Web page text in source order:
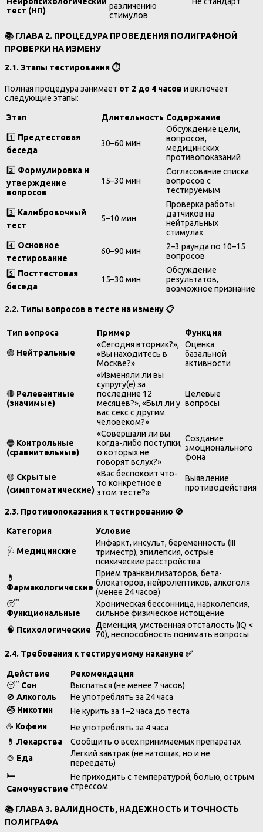
тест (НП)
различению
стимулов
📚 ГЛАВА 2. ПРОЦЕДУРА ПРОВЕДЕНИЯ ПОЛИГРАФНОЙ
ПРОВЕРКИ НА ИЗМЕНУ
2.1. Этапы тестирования ⏱️
Полная процедура занимает от 2 до 4 часов и включает
следующие этапы:
Этап Длительность Содержание
1️⃣ Предтестовая
беседа
30–60 мин
Обсуждение цели,
вопросов,
медицинских
противопоказаний
2️⃣ Формулировка и
утверждение
вопросов
15–30 мин
Согласование списка
вопросов с
тестируемым
3️⃣ Калибровочный
тест
5–10 мин
Проверка работы
датчиков на
нейтральных
стимулах
4️⃣ Основное
тестирование
60–90 мин
2–3 раунда по 10–15
вопросов
5️⃣ Посттестовая
беседа
15–30 мин
Обсуждение
результатов,
возможное признание
2.2. Типы вопросов в тесте на измену📋
Тип вопроса Пример Функция
🟢 Нейтральные
«Сегодня вторник?»,
«Вы находитесь в
Москве?»
Оценка
базальной
активности
🔴 Релевантные
(значимые)
«Изменяли ли вы
супругу(е) за
последние 12
месяцев?», «Был ли у
вас секс с другим
человеком?»
Целевые
вопросы
🔵 Контрольные
(сравнительные)
«Совершали ли вы
когда-либо поступки,
о которых не
говорят вслух?»
Создание
эмоционального
фона
🟡 Скрытые
(симптоматические)
«Вас беспокоит что-
то конкретное в
этом тесте?»
Выявление
противодействия
2.3. Противопоказания к тестированию 🚫
Категория Условие
🩺 Медицинские
Инфаркт, инсульт, беременность (III
триместр), эпилепсия, острые
психические расстройства
💊
Фармакологические
Прием транквилизаторов, бета-
блокаторов, нейролептиков, алкоголя
(менее 24 часов)
😴
Функциональные
Хроническая бессонница, нарколепсия,
сильное физическое истощение
🧠 Психологические
Деменция, умственная отсталость (IQ <
70), неспособность понимать вопросы
2.4. Требования к тестируемому накануне ✅
Действие
Рекомендация
😴 Сон
Выспаться (не менее 7 часов)
🚫 Алкоголь
Не употреблять за 24 часа
🚭 Никотин
Не курить за 1–2 часа до теста
☕ Кофеин
Не употреблять за 4 часа
💊 Лекарства
Сообщить о всех принимаемых препаратах
🍲 Еда
Легкий завтрак (не натощак, но и не
переедать)
🛏️
Самочувствие
Не приходить с температурой, болью, острым
стрессом
📚 ГЛАВА 3. ВАЛИДНОСТЬ, НАДЕЖНОСТЬ И ТОЧНОСТЬ
ПОЛИГРАФА